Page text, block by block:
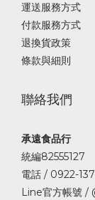
運送服務方式
付款服務方式
退換貨政策
條款與細則
聯絡我們
承遠食品行
統編82555127
電話 / 0922-
Line官方帳號 /